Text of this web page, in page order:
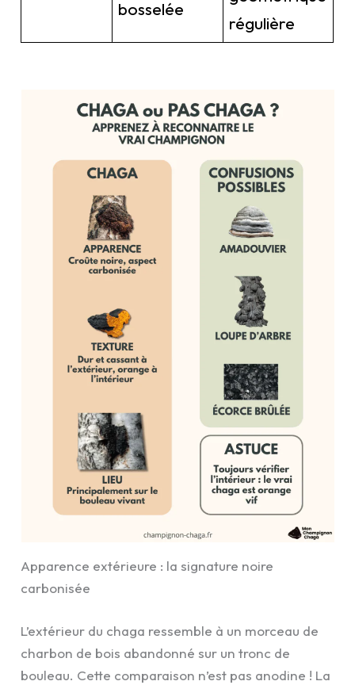
bosselée
régulière
Apparence extérieure : la signature noire
carbonisée
L’extérieur du chaga ressemble à un morceau de
charbon de bois abandonné sur un tronc de
bouleau. Cette comparaison n’est pas anodine ! La